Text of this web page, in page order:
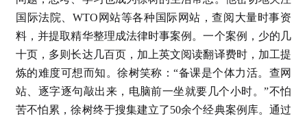
国际法院、WTO网站等各种国际网站，查阅大量时事资
料，并提取精华整理成法律时事案例。一个案例，少的几
十页，多则长达几百页，加上英文阅读翻译费时，加工提
炼的难度可想而知。徐树笑称：“备课是个体力活。查网
站、逐字逐句敲出来，电脑前一坐就要几个小时。”不怕
苦不怕累，徐树终于搜集建立了50余个经典案例库。通过